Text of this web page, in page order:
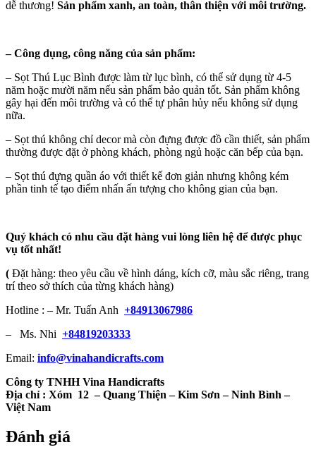
dễ thương! Sản phẩm xanh, an toàn, thân thiện với môi trường.
–Công dụng, công năng của sản phẩm:
– Sọt Thú Lục Bình được làm từ lục bình, có thể sử dụng từ 4-5
năm hoặc mười năm nếu sản phẩm bảo quản tốt. Sản phẩm không
gây hại đến môi trường và có thể tự phân hủy nếu không sử dụng
nữa.
– Sọt thú không chỉ decor mà còn đựng được đồ cần thiết, sản phẩm
thường được đặt ở phòng khách, phòng ngủ hoặc căn bếp của bạn.
– Sọt thú đựng quần áo với thiết kế đơn giản nhưng không kém
phần tinh tế tạo điểm nhấn ấn tượng cho không gian của bạn.
Quý khách có nhu cầu đặt hàng vui lòng liên hệ để được phục
vụ tốt nhất!
( Đặt hàng: theo yêu cầu về hình dáng, kích cỡ, màu sắc riêng, trang
trí theo sở thích của từng khách hàng)
Hotline : – Mr. Tuấn Anh +84913067986
– Ms. Nhi +84819203333
Email: info@vinahandicrafts.com
Công ty TNHH Vina Handicrafts
Địa chỉ : Xóm 12 – Quang Thiện – Kim Sơn – Ninh Bình –
Việt Nam
Đánh giá